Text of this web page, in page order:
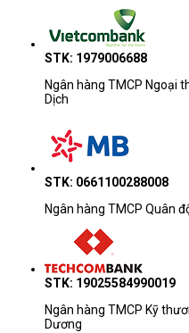
STK: 1979006688
Ngân hàng TMCP Ngoại
Dịch
STK: 0661100288008
Ngân hàng TMCP Quân
STK: 19025584990019
Ngân hàng TMCP Kỹ
Dương